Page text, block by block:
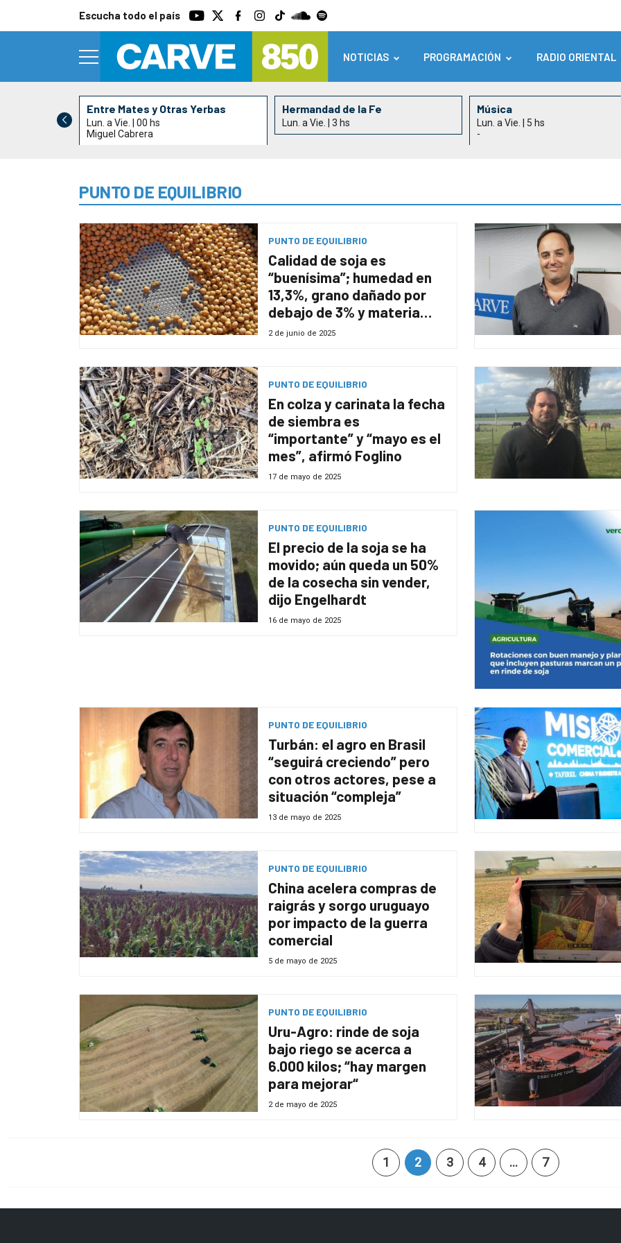
Escucha todo el país
NOTICIAS PROGRAMACIÓN RADIO ORIENTAL
Entre Mates y Otras Yerbas
Lun. a Vie. | 00 hs
Miguel Cabrera
Hermandad de la Fe
Lun. a Vie. | 3 hs
Música
Lun. a Vie. | 5 hs
-
PUNTO DE EQUILIBRIO
PUNTO DE EQUILIBRIO
Calidad de soja es
“buenísima”; humedad en
13,3%, grano dañado por
debajo de 3% y materia
extraña en 1%
2 de junio de 2025
PUNTO DE EQUILIBRIO
En colza y carinata la fecha
de siembra es
“importante” y “mayo es el
mes”, afirmó Foglino
17 de mayo de 2025
PUNTO DE EQUILIBRIO
El precio de la soja se ha
movido; aún queda un 50%
de la cosecha sin vender,
dijo Engelhardt
16 de mayo de 2025
PUNTO DE EQUILIBRIO
Turbán: el agro en Brasil
“seguirá creciendo” pero
con otros actores, pese a
situación “compleja”
13 de mayo de 2025
PUNTO DE EQUILIBRIO
China acelera compras de
raigrás y sorgo uruguayo
por impacto de la guerra
comercial
5 de mayo de 2025
PUNTO DE EQUILIBRIO
Uru-Agro: rinde de soja
bajo riego se acerca a
6.000 kilos; “hay margen
para mejorar“
2 de mayo de 2025
1 2 3 4 … 7